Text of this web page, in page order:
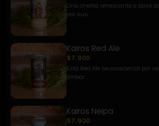
Una chelita refrescante a base
por sus ...
Kairos Red Ale
$7.900
Esta Red Ale se caracteriza por
ámbar ...
Kairos Neipa
$7.900